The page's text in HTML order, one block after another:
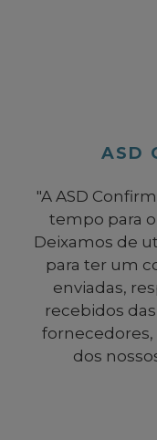
ASD
"A ASD
tempo para
Deixamos de
para ter um
enviadas,
recebidos